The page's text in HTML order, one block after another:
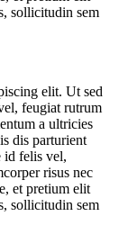
sollicitudin sem
elit. Ut sed
feugiat rutrum
a ultricies
dis parturient
id felis vel,
risus nec
et pretium elit
sollicitudin sem